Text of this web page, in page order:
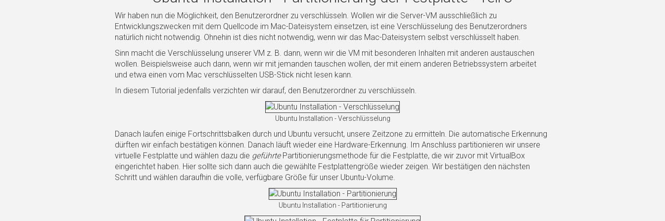
Wir haben nun die Möglichkeit, den Benutzerordner zu verschlüsseln. Wollen wir die Server-VM ausschließlich zu
Entwicklungszwecken mit dem Quellcode im Mac-Dateisystem einsetzen, ist eine Verschlüsselung des Benutzerordners
natürlich nicht notwendig. Ohnehin ist dies nicht notwendig, wenn wir das Mac-Dateisystem selbst verschlüsselt haben.
Sinn macht die Verschlüsselung unserer VM z. B. dann, wenn wir die VM mit besonderen Inhalten mit anderen austauschen
wollen. Beispielsweise auch dann, wenn wir mit jemanden tauschen wollen, der mit einem anderen Betriebssystem arbeitet
und etwa einen vom Mac verschlüsselten USB-Stick nicht lesen kann.
In diesem Tutorial jedenfalls verzichten wir darauf, den Benutzerordner zu verschlüsseln.
Ubuntu Installation - Verschlüsselung
Danach laufen einige Fortschrittsbalken durch und Ubuntu versucht, unsere Zeitzone zu ermitteln. Die automatische Erkennung
dürften wir einfach bestätigen können. Danach läuft wieder eine Hardware-Erkennung. Im Anschluss partitionieren wir unsere
virtuelle Festplatte und wählen dazu die geführtePartitionierungsmethode für die Festplatte, die wir zuvor mit VirtualBox
eingerichtet haben. Hier sollte sich dann auch die gewählte Festplattengröße wieder zeigen. Wir bestätigen den nächsten
Schritt und wählen daraufhin die volle, verfügbare Größe für unser Ubuntu-Volume.
Ubuntu Installation - Partitionierung